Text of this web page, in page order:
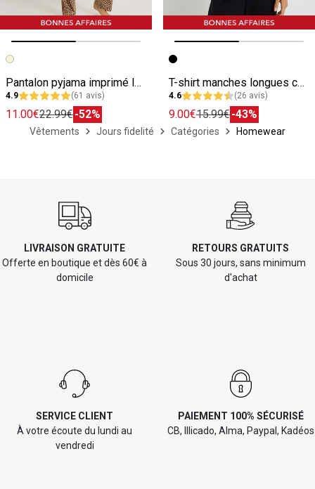
Image précédente
Image suivante
Pantalon pyjama imprimé léopard femme
4.9 (61 avis)
11.00€22.99€-52%
Image précédente
Image suivante
T-shirt manches longues col rond femme
4.6 (26 avis)
9.00€15.99€-43%
Vêtements Jours fidelité Catégories Homewear
LIVRAISON GRATUITE
Offerte en boutique et dès 60€ à
domicile
RETOURS GRATUITS
Sous 30 jours, sans minimum
d'achat
SERVICE CLIENT
À votre écoute du lundi au
vendredi
PAIEMENT 100% SÉCURISÉ
CB, Illicado, Alma, Paypal, Kadéos